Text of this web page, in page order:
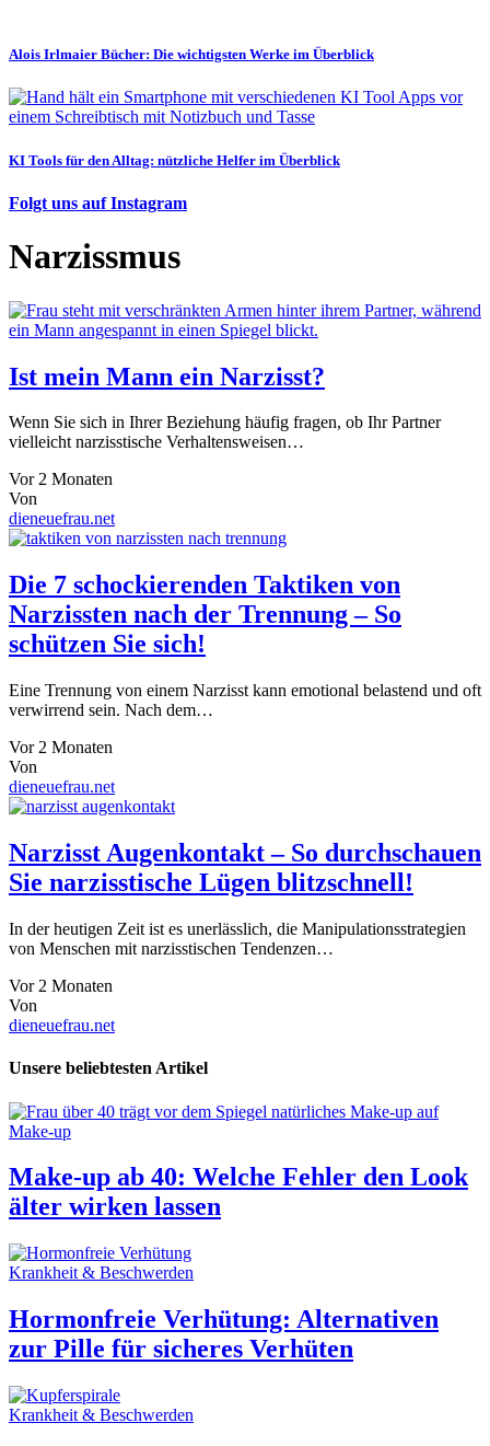
Alois Irlmaier Bücher: Die wichtigsten Werke im Überblick
KI Tools für den Alltag: nützliche Helfer im Überblick
Folgt uns auf Instagram
Narzissmus
Ist mein Mann ein Narzisst?
Wenn Sie sich in Ihrer Beziehung häufig fragen, ob Ihr Partner
vielleicht narzisstische Verhaltensweisen…
Vor 2 Monaten
Von
dieneuefrau.net
Die 7 schockierenden Taktiken von
Narzissten nach der Trennung – So
schützen Sie sich!
Eine Trennung von einem Narzisst kann emotional belastend und oft
verwirrend sein. Nach dem…
Vor 2 Monaten
Von
dieneuefrau.net
Narzisst Augenkontakt – So durchschauen
Sie narzisstische Lügen blitzschnell!
In der heutigen Zeit ist es unerlässlich, die Manipulationsstrategien
von Menschen mit narzisstischen Tendenzen…
Vor 2 Monaten
Von
dieneuefrau.net
Unsere beliebtesten Artikel
Make-up
Make-up ab 40: Welche Fehler den Look
älter wirken lassen
Krankheit & Beschwerden
Hormonfreie Verhütung: Alternativen
zur Pille für sicheres Verhüten
Krankheit & Beschwerden